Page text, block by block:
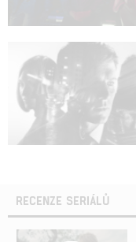
RECENZE SERIÁLŮ